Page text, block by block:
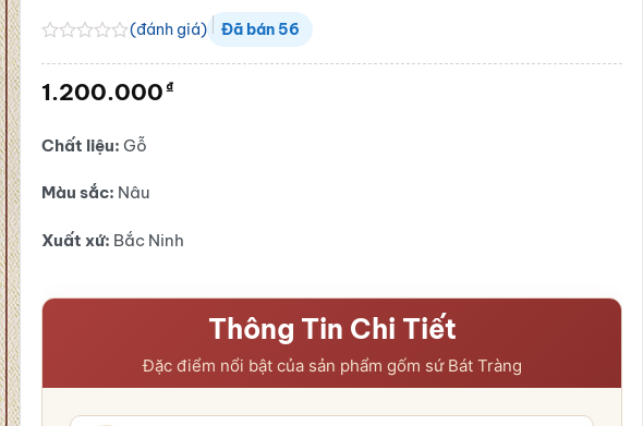
hạng
sao
(đánh giá) Đã bán 56
1.200.000 ₫
Chất liệu: Gỗ
Màu sắc: Nâu
Xuất xứ: Bắc Ninh
Thông Tin Chi Tiết
Đặc điểm nổi bật của sản phẩm gốm sứ Bát Tràng